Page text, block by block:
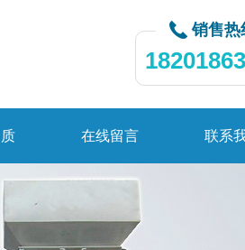
销售热
在线留言 联系